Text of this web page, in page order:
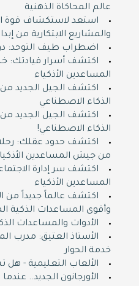
عالم المحاكاة الذهنية
استعد لاستكشاف قوة
والمشاريع الابتكارية من
اضطراب طيف التوحد:
المساعدين الأذكياء
اكتشف الجيل الجديد
الذكاء الاصطناعي
اكتشف الجيل الجديد
الذكاء الاصطناعي!
اكتشف حدود عقلك:
من جيش المساعدين
اكتشف سر إدارة
المساعدين الأذكياء
اكتشف عالماً جديداً من
وأقوى المساعدات الذكية
الأدوات والمساعدات
الأستاذ العتيق: مدرب
خدمة الحوار
الألعاب التعليمية - هل
الأورجانون الجديد..